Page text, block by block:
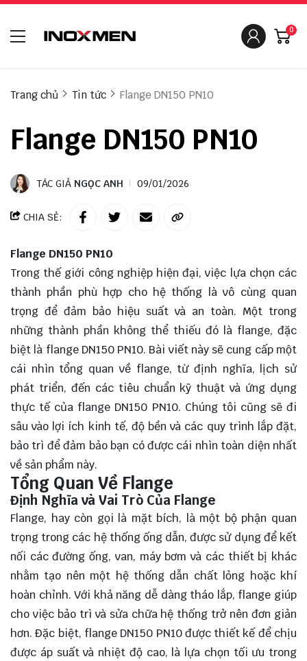
0
Trang chủ Tin tức Flange DN150 PN10
Flange DN150 PN10
TÁC GIẢ NGỌC ANH 09/01/2026
CHIA SẺ:
Flange DN150 PN10
Trong thế giới công nghiệp hiện đại, việc lựa chọn các
thành phần phù hợp cho hệ thống là vô cùng quan
trọng để đảm bảo hiệu suất và an toàn. Một trong
những thành phần không thể thiếu đó là flange, đặc
biệt là flange DN150 PN10. Bài viết này sẽ cung cấp một
cái nhìn tổng quan về flange, từ định nghĩa, lịch sử
phát triển, đến các tiêu chuẩn kỹ thuật và ứng dụng
thực tế của flange DN150 PN10. Chúng tôi cũng sẽ đi
sâu vào lợi ích kinh tế, độ bền và các quy trình lắp đặt,
bảo trì để đảm bảo bạn có được cái nhìn toàn diện nhất
về sản phẩm này.
Tổng Quan Về Flange
Định Nghĩa và Vai Trò Của Flange
Flange, hay còn gọi là mặt bích, là một bộ phận quan
trọng trong các hệ thống ống dẫn, được sử dụng để kết
nối các đường ống, van, máy bơm và các thiết bị khác
nhằm tạo nên một hệ thống dẫn chất lỏng hoặc khí
hoàn chỉnh. Với khả năng dễ dàng tháo lắp, flange giúp
cho việc bảo trì và sửa chữa hệ thống trở nên đơn giản
hơn. Đặc biệt, flange DN150 PN10 được thiết kế để chịu
được áp suất và nhiệt độ cao, là lựa chọn tối ưu trong